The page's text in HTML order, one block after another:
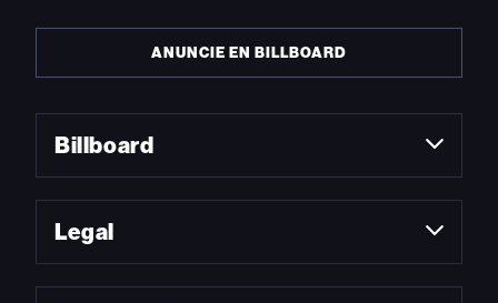
ANUNCIE EN BILLBOARD
Billboard
Legal